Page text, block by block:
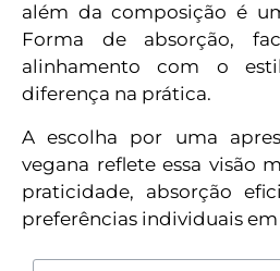
além da composição é
Forma de absorção,
alinhamento com o
diferença na prática.
A escolha por uma
vegana reflete essa visão
praticidade, absorção
preferências individuais